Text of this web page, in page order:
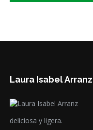
Laura Isabel Arranz
deliciosa y ligera.